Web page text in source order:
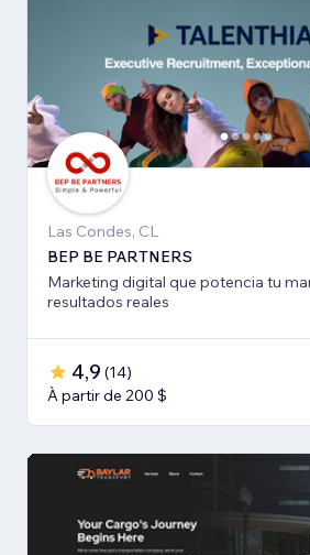
Las Condes, CL
BEP BE PARTNERS
Marketing digital que potencia tu
resultados reales
4,9 (14)
À partir de 200 $